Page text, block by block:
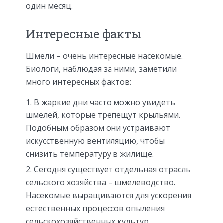
один месяц.
Интересные факты
Шмели – очень интересные насекомые.
Биологи, наблюдая за ними, заметили
много интересных фактов:
В жаркие дни часто можно увидеть
шмелей, которые трепещут крыльями.
Подобным образом они устраивают
искусственную вентиляцию, чтобы
снизить температуру в жилище.
Сегодня существует отдельная отрасль
сельского хозяйства – шмелеводство.
Насекомые выращиваются для ускорения
естественных процессов опыления